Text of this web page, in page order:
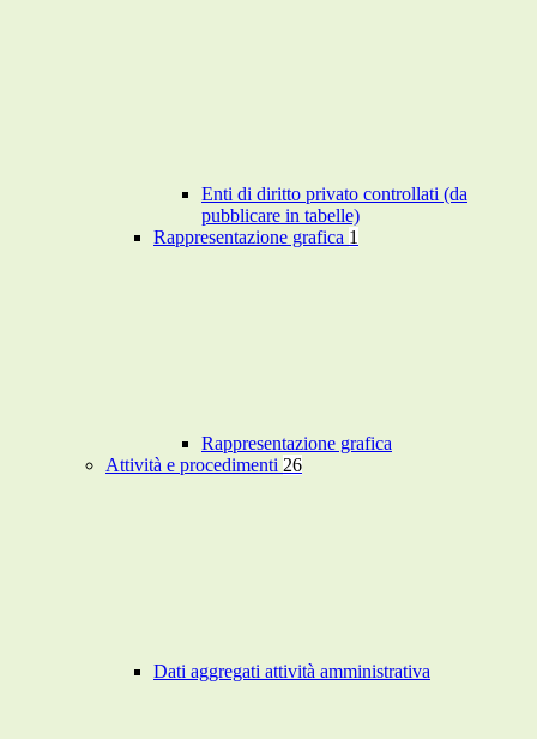
Enti di diritto privato controllati (da
pubblicare in tabelle)
Rappresentazione grafica 1
Rappresentazione grafica
Attività e procedimenti 26
Dati aggregati attività amministrativa